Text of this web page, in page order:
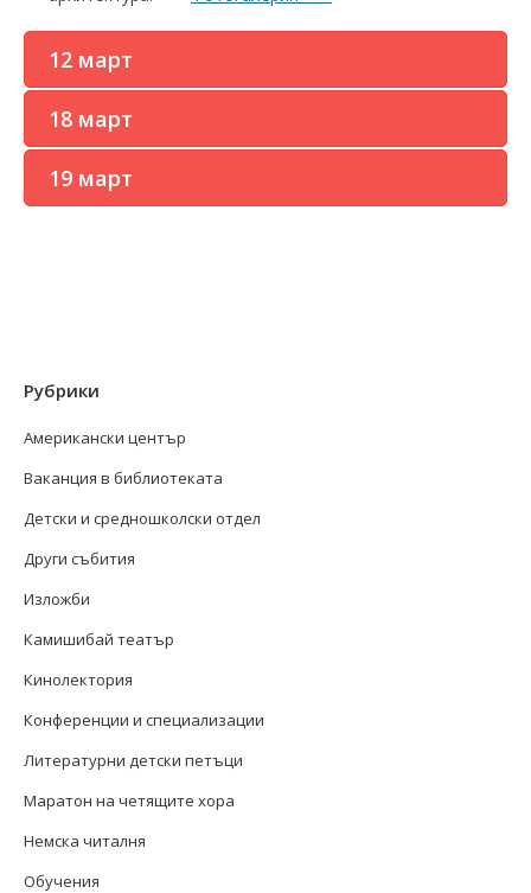
12 март
18 март
19 март
Рубрики
Американски център
Ваканция в библиотеката
Детски и средношколски отдел
Други събития
Изложби
Камишибай театър
Кинолектория
Конференции и специализации
Литературни детски петъци
Маратон на четящите хора
Немска читалня
Обучения